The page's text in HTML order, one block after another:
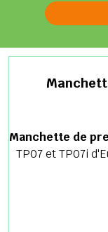
Manchette de
TP07 et TP07i